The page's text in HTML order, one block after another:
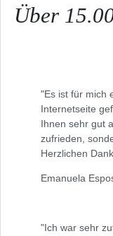
Über
"Es ist für mich
Internetseite
Ihnen sehr gut
zufrieden,
Herzlichen
Emanuela
"Ich war sehr